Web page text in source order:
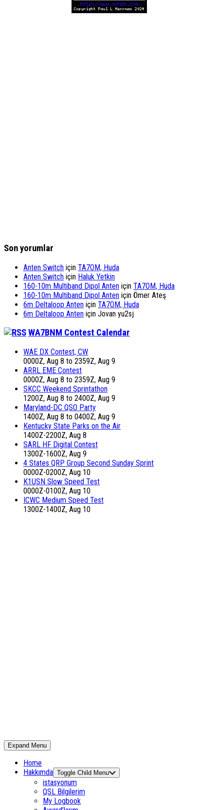
Son yorumlar
Anten Switch için TA7OM, Huda
Anten Switch için Haluk Yetkin
160-10m Multiband Dipol Anten için TA7OM, Huda
160-10m Multiband Dipol Anten için Ömer Ateş
6m Deltaloop Anten için TA7OM, Huda
6m Deltaloop Anten için Jovan yu2sj
WA7BNM Contest Calendar
WAE DX Contest, CW
0000Z, Aug 8 to 2359Z, Aug 9
ARRL EME Contest
0000Z, Aug 8 to 2359Z, Aug 9
SKCC Weekend Sprintathon
1200Z, Aug 8 to 2400Z, Aug 9
Maryland-DC QSO Party
1400Z, Aug 8 to 0400Z, Aug 9
Kentucky State Parks on the Air
1400Z-2200Z, Aug 8
SARL HF Digital Contest
1300Z-1600Z, Aug 9
4 States QRP Group Second Sunday Sprint
0000Z-0200Z, Aug 10
K1USN Slow Speed Test
0000Z-0100Z, Aug 10
ICWC Medium Speed Test
1300Z-1400Z, Aug 10
Expand Menu
Home
Hakkımda Toggle Child Menu
istasyonum
QSL Bilgilerim
My Logbook